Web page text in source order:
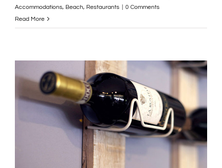
Accommodations, Beach, Restaurants
0 Comments
Read More